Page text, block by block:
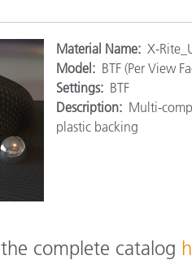
Material Name: X-
Model: BTF (Per View
Settings: BTF
Description: Multi-
plastic backing
complete catalog